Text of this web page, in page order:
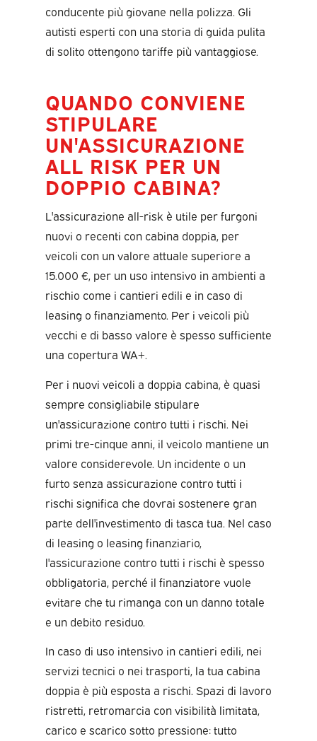
conducente più giovane nella polizza. Gli
autisti esperti con una storia di guida pulita
di solito ottengono tariffe più vantaggiose.
QUANDO CONVIENE
STIPULARE
UN'ASSICURAZIONE
ALL RISK PER UN
DOPPIO CABINA?
L'assicurazione all-risk è utile per furgoni
nuovi o recenti con cabina doppia, per
veicoli con un valore attuale superiore a
15.000 €, per un uso intensivo in ambienti a
rischio come i cantieri edili e in caso di
leasing o finanziamento. Per i veicoli più
vecchi e di basso valore è spesso sufficiente
una copertura WA+.
Per i nuovi veicoli a doppia cabina, è quasi
sempre consigliabile stipulare
un'assicurazione contro tutti i rischi. Nei
primi tre-cinque anni, il veicolo mantiene un
valore considerevole. Un incidente o un
furto senza assicurazione contro tutti i
rischi significa che dovrai sostenere gran
parte dell'investimento di tasca tua. Nel caso
di leasing o leasing finanziario,
l'assicurazione contro tutti i rischi è spesso
obbligatoria, perché il finanziatore vuole
evitare che tu rimanga con un danno totale
e un debito residuo.
In caso di uso intensivo in cantieri edili, nei
servizi tecnici o nei trasporti, la tua cabina
doppia è più esposta a rischi. Spazi di lavoro
ristretti, retromarcia con visibilità limitata,
carico e scarico sotto pressione: tutto